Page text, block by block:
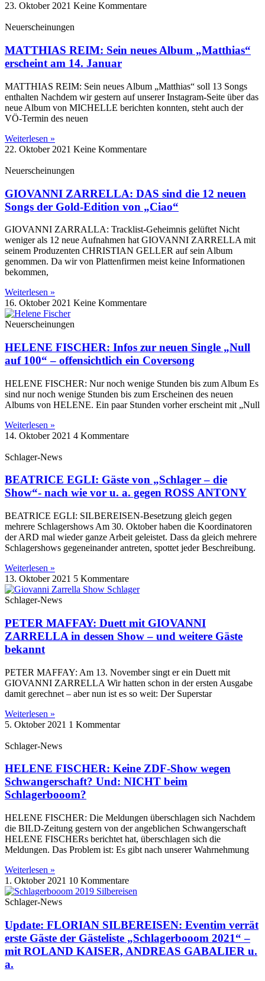
23. Oktober 2021 Keine Kommentare
Neuerscheinungen
MATTHIAS REIM: Sein neues Album „Matthias“
erscheint am 14. Januar
MATTHIAS REIM: Sein neues Album „Matthias“ soll 13 Songs
enthalten Nachdem wir gestern auf unserer Instagram-Seite über das
neue Album von MICHELLE berichten konnten, steht auch der
VÖ-Termin des neuen
Weiterlesen »
22. Oktober 2021 Keine Kommentare
Neuerscheinungen
GIOVANNI ZARRELLA: DAS sind die 12 neuen
Songs der Gold-Edition von „Ciao“
GIOVANNI ZARRALLA: Tracklist-Geheimnis gelüftet Nicht
weniger als 12 neue Aufnahmen hat GIOVANNI ZARRELLA mit
seinem Produzenten CHRISTIAN GELLER auf sein Album
genommen. Da wir von Plattenfirmen meist keine Informationen
bekommen,
Weiterlesen »
16. Oktober 2021 Keine Kommentare
Neuerscheinungen
HELENE FISCHER: Infos zur neuen Single „Null
auf 100“ – offensichtlich ein Coversong
HELENE FISCHER: Nur noch wenige Stunden bis zum Album Es
sind nur noch wenige Stunden bis zum Erscheinen des neuen
Albums von HELENE. Ein paar Stunden vorher erscheint mit „Null
Weiterlesen »
14. Oktober 2021 4 Kommentare
Schlager-News
BEATRICE EGLI: Gäste von „Schlager – die
Show“- nach wie vor u. a. gegen ROSS ANTONY
BEATRICE EGLI: SILBEREISEN-Besetzung gleich gegen
mehrere Schlagershows Am 30. Oktober haben die Koordinatoren
der ARD mal wieder ganze Arbeit geleistet. Dass da gleich mehrere
Schlagershows gegeneinander antreten, spottet jeder Beschreibung.
Weiterlesen »
13. Oktober 2021 5 Kommentare
Schlager-News
PETER MAFFAY: Duett mit GIOVANNI
ZARRELLA in dessen Show – und weitere Gäste
bekannt
PETER MAFFAY: Am 13. November singt er ein Duett mit
GIOVANNI ZARRELLA Wir hatten schon in der ersten Ausgabe
damit gerechnet – aber nun ist es so weit: Der Superstar
Weiterlesen »
5. Oktober 2021 1 Kommentar
Schlager-News
HELENE FISCHER: Keine ZDF-Show wegen
Schwangerschaft? Und: NICHT beim
Schlagerbooom?
HELENE FISCHER: Die Meldungen überschlagen sich Nachdem
die BILD-Zeitung gestern von der angeblichen Schwangerschaft
HELENE FISCHERs berichtet hat, überschlagen sich die
Meldungen. Das Problem ist: Es gibt nach unserer Wahrnehmung
Weiterlesen »
1. Oktober 2021 10 Kommentare
Schlager-News
Update: FLORIAN SILBEREISEN: Eventim verrät
erste Gäste der Gästeliste „Schlagerbooom 2021“ –
mit ROLAND KAISER, ANDREAS GABALIER u.
a.